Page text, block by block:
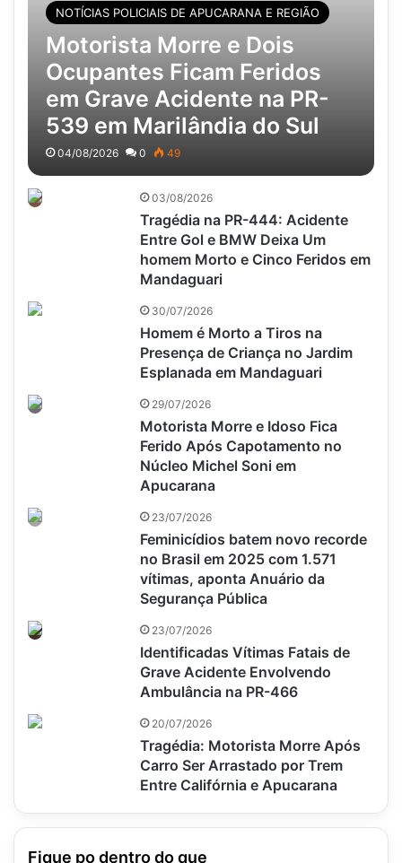
NOTÍCIAS POLICIAIS DE APUCARANA E REGIÃO
Motorista Morre e Dois
Ocupantes Ficam Feridos
em Grave Acidente na PR-
539 em Marilândia do Sul
04/08/2026 0 49
03/08/2026
Tragédia na PR-444: Acidente
Entre Gol e BMW Deixa Um
homem Morto e Cinco Feridos em
Mandaguari
30/07/2026
Homem é Morto a Tiros na
Presença de Criança no Jardim
Esplanada em Mandaguari
29/07/2026
Motorista Morre e Idoso Fica
Ferido Após Capotamento no
Núcleo Michel Soni em
Apucarana
23/07/2026
Feminicídios batem novo recorde
no Brasil em 2025 com 1.571
vítimas, aponta Anuário da
Segurança Pública
23/07/2026
Identificadas Vítimas Fatais de
Grave Acidente Envolvendo
Ambulância na PR-466
20/07/2026
Tragédia: Motorista Morre Após
Carro Ser Arrastado por Trem
Entre Califórnia e Apucarana
Fique po dentro do que